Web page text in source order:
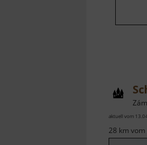
aktuell vom
28 km